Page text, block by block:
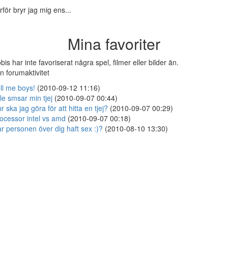
bryr jag mig ens...
Mina favoriter
har inte favoriserat några spel, filmer eller bilder än.
forumaktivitet
me boys! (2010-09-12 11:16)
smsar min tjej (2010-09-07 00:44)
ska jag göra för att hitta en tjej? (2010-09-07 00:29)
intel vs amd (2010-09-07 00:18)
personen över dig haft sex :)? (2010-08-10 13:30)